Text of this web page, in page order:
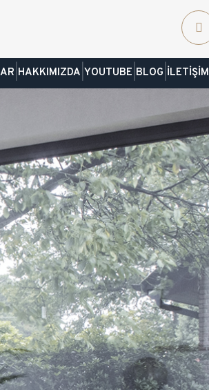
HAKKIMIZDA YOUTUBE BLOG İLETİŞİM